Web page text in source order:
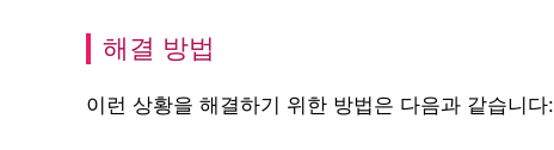
해결 방법
이런 상황을 해결하기 위한 방법은 다음과 같습니다: